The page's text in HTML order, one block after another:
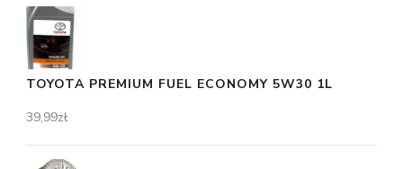
TOYOTA PREMIUM FUEL ECONOMY 5W30 1L
39,99zł